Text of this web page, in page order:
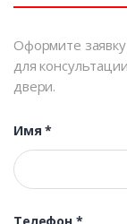
Оформите
для
двери.
Имя*